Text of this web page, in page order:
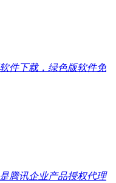
件下载，绿色版软件免
腾讯企业产品授权代理